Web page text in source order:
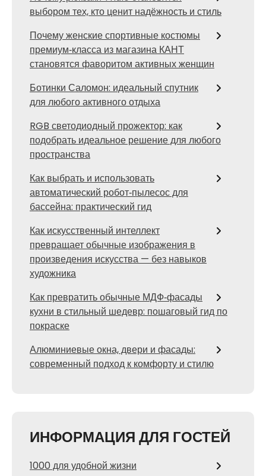
выбором тех, кто ценит надёжность и стиль
Почему женские спортивные костюмы
премиум‑класса из магазина КАНТ
становятся фаворитом активных женщин
Ботинки Саломон: идеальный спутник
для любого активного отдыха
RGB светодиодный прожектор: как
подобрать идеальное решение для любого
пространства
Как выбрать и использовать
автоматический робот‑пылесос для
бассейна: практический гид
Как искусственный интеллект
превращает обычные изображения в
произведения искусства — без навыков
художника
Как превратить обычные МДФ‑фасады
кухни в стильный шедевр: пошаговый гид по
покраске
Алюминиевые окна, двери и фасады:
современный подход к комфорту и стилю
ИНФОРМАЦИЯ ДЛЯ ГОСТЕЙ
1000 для удобной жизни